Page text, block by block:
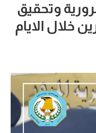
وتحقيق
خلال الايام